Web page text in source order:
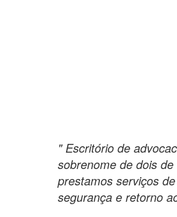
" Escritório de
sobrenome de dois
prestamos serviços
segurança e retorno